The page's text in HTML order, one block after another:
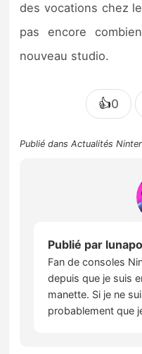
des vocations chez
pas encore
nouveau studio.
👍0
Publié dansActualités
Publié par
Fan de consoles
depuis que je suis
manette. Si je ne
probablement que